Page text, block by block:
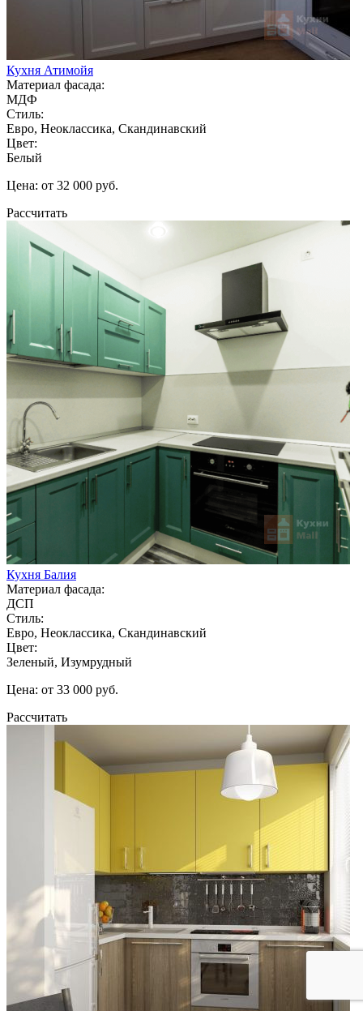
Кухня Атимойя
Материал фасада:
МДФ
Стиль:
Евро, Неоклассика, Скандинавский
Цвет:
Белый
Цена: от 32 000 руб.
Рассчитать
Кухня Балия
Материал фасада:
ДСП
Стиль:
Евро, Неоклассика, Скандинавский
Цвет:
Зеленый, Изумрудный
Цена: от 33 000 руб.
Рассчитать